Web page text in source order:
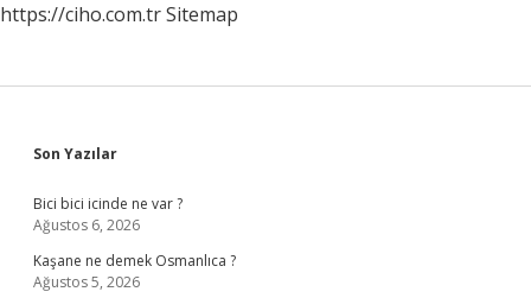
https://ciho.com.trSitemap
Sidebar
Son Yazılar
Bici bici icinde ne var ?
Ağustos 6, 2026
Kaşane ne demek Osmanlıca ?
Ağustos 5, 2026